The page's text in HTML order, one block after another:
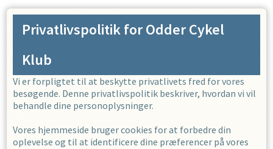
Privatlivspolitik forOdder Cykel
Klub
Vi er forpligtet til at beskytte privatlivets fred for vores
besøgende. Denne privatlivspolitik beskriver, hvordan vi vil
behandle dine personoplysninger.
Vores hjemmeside bruger cookies for at forbedre din
oplevelse og til at identificere dine præferencer på vores